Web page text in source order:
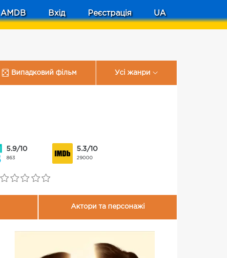
AMDB Вхід Реєстрація UA
Випадковий фільм Усі жанри
5.9/10
863
5.3/10
29000
Актори та персонажі